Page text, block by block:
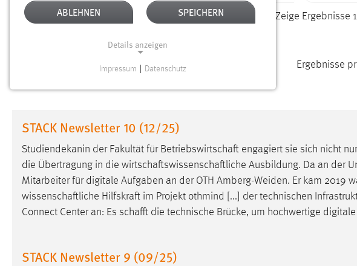
Gesucht nach "schäfer". Es wurden 77 Ergebnisse gefunden. Zeige Ergebnisse
Ergebnisse
STACK Newsletter 10 (12/25)
Studiendekanin der Fakultät für Betriebswirtschaft engagiert sie sich nicht
die Übertragung in die wirtschaftswissenschaftliche Ausbildung. Da an der
Mitarbeiter für digitale Aufgaben an der OTH Amberg-Weiden. Er kam 2019
wissenschaftliche Hilfskraft im Projekt othmind [...] der technischen
Connect Center an: Es schafft die technische Brücke, um hochwertige
STACK Newsletter 9 (09/25)
ABLEHNEN SPEICHERN
Details anzeigen
Website erforderlich.
Einverständnis
Name: cookie_consent
Dieser Cookie speichert die
ausgewählten Einverständnis-Optionen
Cookie Laufzeit: 1 Jahr
Impressum Datenschutz